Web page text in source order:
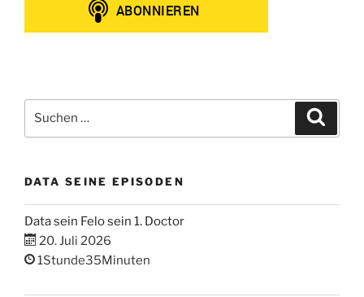
nach:
DATA SEINE EPISODEN
Data sein Felo sein 1. Doctor
20. Juli 2026
1Stunde35Minuten